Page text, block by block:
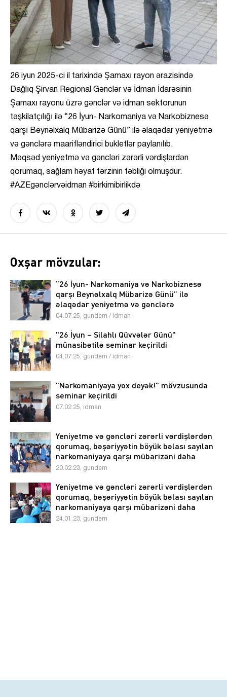
26 iyun 2025-ci il tarixində Şamaxı rayon ərazisində
Dağlıq Şirvan Regional Gənclər və İdman İdarəsinin
Şamaxı rayonu üzrə gənclər və idman sektorunun
təşkilatçılığı ilə “26 İyun- Narkomaniya və Narkobiznesə
qarşı Beynəlxalq Mübarizə Günü” ilə əlaqədar yeniyetmə
və gənclərə maarifləndirici bukletlər paylanılıb.
Məqsəd yeniyetmə və gəncləri zərərli vərdişlərdən
qorumaq, sağlam həyat tərzinin təbliği olmuşdur.
#AZEgənclərvəidman #birkimibirlikdə
Oxşar mövzular:
“26 İyun- Narkomaniya və Narkobiznesə
qarşı Beynəlxalq Mübarizə Günü” ilə
əlaqədar yeniyetmə və gənclərə
maarifləndirici bukletlər paylanılıb
04.07.25, gundem / idman
"26 İyun – Silahlı Qüvvələr Günü"
münasibətilə seminar keçirildi
04.07.25, gundem / idman
"Narkomaniyaya yox deyək!" mövzusunda
seminar keçirildi
07.02.25, idman
Yeniyetmə və gəncləri zərərli vərdişlərdən
qorumaq, bəşəriyyətin böyük bəlası sayılan
narkomaniyaya qarşı mübarizəni daha
səmərəli təşkil etmək məqsədilə polis
görüşlər davam etdirilir
20.02.23, gundem
Yeniyetmə və gəncləri zərərli vərdişlərdən
qorumaq, bəşəriyyətin böyük bəlası sayılan
narkomaniyaya qarşı mübarizəni daha
səmərəli təşkil etmək məqsədilə polis
24.01.23, gundem